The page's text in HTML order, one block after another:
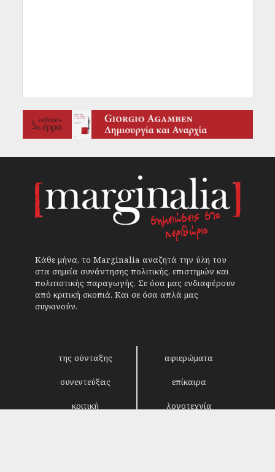
Κάθε μήνα, το Marginalia αναζητά την ύλη του
στα σημεία συνάντησης πολιτικής, επιστημών και
πολιτιστικής παραγωγής. Σε όσα μας ενδιαφέρουν
από κριτική σκοπιά. Και σε όσα απλά μας
συγκινούν.
της σύνταξης αφιερώματα
συνεντεύξεις επίκαιρα
κριτική λογοτεχνία